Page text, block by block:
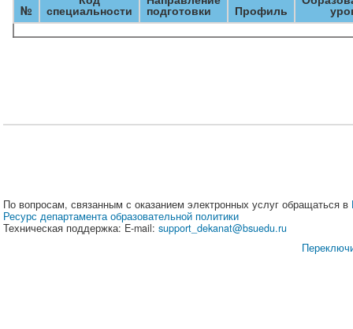
№ специальности подготовки Профиль
По вопросам, связанным с оказанием электронных услуг обращаться в
Ресурс департамента образовательной политики
Техническая поддержка: E-mail: support_dekanat@bsuedu.ru